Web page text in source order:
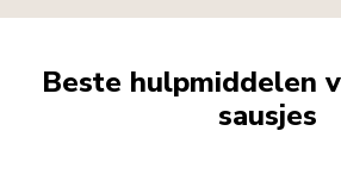
Beste hulpmiddelen
sausjes